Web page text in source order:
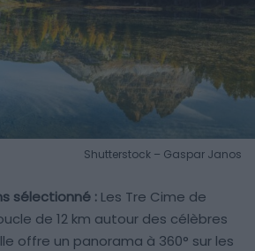
Shutterstock – Gaspar Janos
sélectionné : Les Tre Cime de
de 12 km autour des célèbres
offre un panorama à 360° sur les